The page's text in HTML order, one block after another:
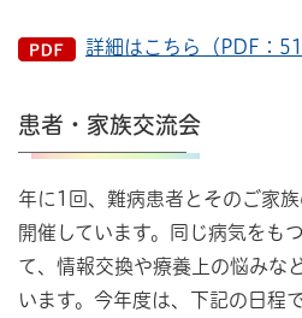
詳細はこちら（PDF：
患者・家族交流会
年に1回、難病患者とそのご家
開催しています。同じ病気をも
て、情報交換や療養上の悩みな
います。今年度は、下記の日程